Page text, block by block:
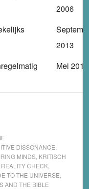
2006
2013
Mei 2010
DISSONANCE
MINDS, KRITISCH
REALITY CHECK,
TO THE UNIVERSE
AND THE BIBLE